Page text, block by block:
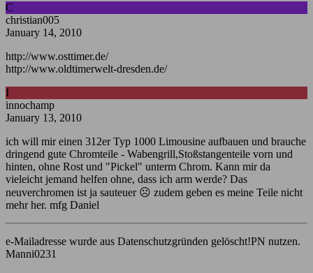
C
christian005
January 14, 2010
http://www.osttimer.de/
http://www.oldtimerwelt-dresden.de/
I
innochamp
January 13, 2010
ich will mir einen 312er Typ 1000 Limousine aufbauen und brauche
dringend gute Chromteile - Wabengrill,Stoßstangenteile vorn und
hinten, ohne Rost und "Pickel" unterm Chrom. Kann mir da
vieleicht jemand helfen ohne, dass ich arm werde? Das
neuverchromen ist ja sauteuer ☹️ zudem geben es meine Teile nicht
mehr her. mfg Daniel
e-Mailadresse wurde aus Datenschutzgründen gelöscht!PN nutzen.
Manni0231